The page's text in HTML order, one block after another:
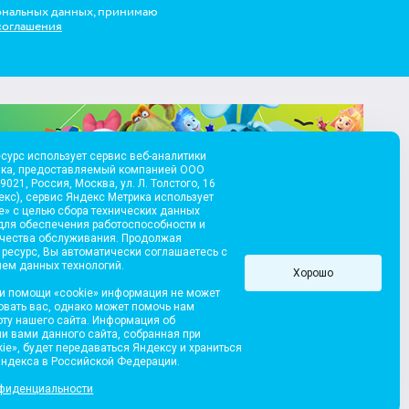
данных, принимаю
Медиа», 2004 Разработка сайта
использует сервис веб-аналитики
предоставляемый компанией ООО
Россия, Москва, ул. Л. Толстого, 16
сервис Яндекс Метрика использует
с целью сбора технических данных
обеспечения работоспособности и
обслуживания. Продолжая
ресурс, Вы автоматически соглашаетесь с
данных технологий.
помощи «cookie» информация не может
вас, однако может помочь нам
нашего сайта. Информация об
вами данного сайта, собранная при
будет передаваться Яндексу и храниться
в Российской Федерации.
Хорошо